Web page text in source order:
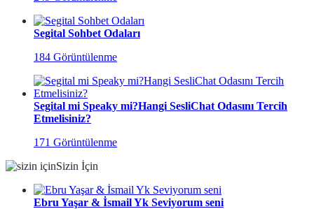
Segital Sohbet Odaları
184 Görüntülenme
Segital mi Speaky mi?Hangi SesliChat Odasını Tercih
Etmelisiniz?
171 Görüntülenme
Sizin İçin
Ebru Yaşar & İsmail Yk Seviyorum seni